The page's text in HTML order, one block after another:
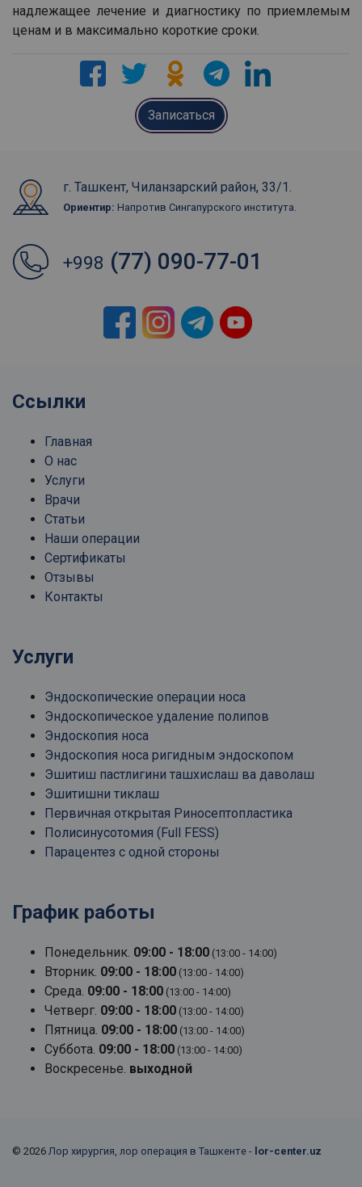
надлежащее лечение и диагностику по приемлемым
ценам и в максимально короткие сроки.
Записаться
г. Ташкент, Чиланзарский район, 33/1.
Ориентир: Напротив Сингапурского института.
+998 (77) 090-77-01
Ссылки
Главная
О нас
Услуги
Врачи
Статьи
Наши операции
Сертификаты
Отзывы
Контакты
Услуги
Эндоскопические операции носа
Эндоскопическое удаление полипов
Эндоскопия носа
Эндоскопия носа ригидным эндоскопом
Эшитиш пастлигини ташхислаш ва даволаш
Эшитишни тиклаш
Первичная открытая Риносептопластика
Полисинусотомия (Full FESS)
Парацентез с одной стороны
График работы
Понедельник. 09:00 - 18:00 (13:00 - 14:00)
Вторник. 09:00 - 18:00 (13:00 - 14:00)
Среда. 09:00 - 18:00 (13:00 - 14:00)
Четверг. 09:00 - 18:00 (13:00 - 14:00)
Пятница. 09:00 - 18:00 (13:00 - 14:00)
Суббота. 09:00 - 18:00 (13:00 - 14:00)
Воскресенье. выходной
© 2026 Лор хирургия, лор операция в Ташкенте - lor-center.uz